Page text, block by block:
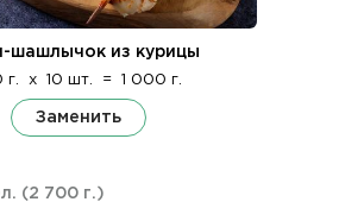
шашлычок из курицы
г. x 10 шт. = 1 000 г.
Заменить
(2 700 г.)